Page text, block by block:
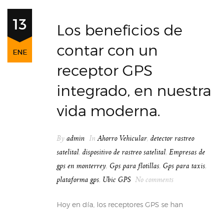
13
ENE
Los beneficios de
contar con un
receptor GPS
integrado, en nuestra
vida moderna.
By admin InAhorro Vehicular, detector rastreo
satelital, dispositivo de rastreo satelital, Empresas de
gps en monterrey, Gps para flotillas, Gps para taxis,
plataforma gps, Ubic GPS No comments
Hoy en día, los receptores GPS se han